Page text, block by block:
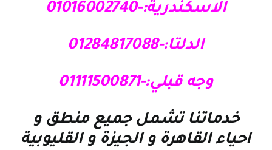
الاسكندرية:-01016002740
الدلتا:-01284817088
وجه قبلي:-01111500871
خدماتنا تشمل جميع منطق و
احياء القاهرة و الجيزة و القليوبية